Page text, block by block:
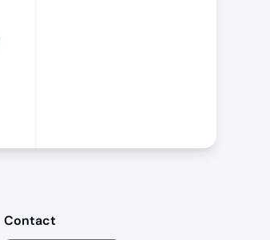
Contact